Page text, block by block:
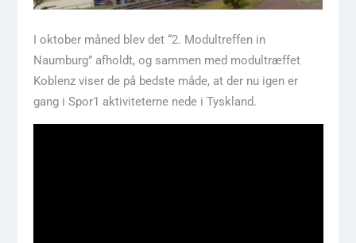
I oktober måned blev det “2. Modultreffen in
Naumburg” afholdt, og sammen med modultræffet
Koblenz viser de på bedste måde, at der nu igen er
gang i Spor1 aktiviteterne nede i Tyskland.